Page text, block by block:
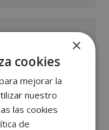
×
cookies
mejorar la
nuestro
las cookies
de